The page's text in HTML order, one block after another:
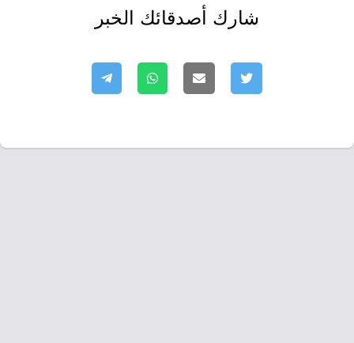
شارك أصدقائك الخبر